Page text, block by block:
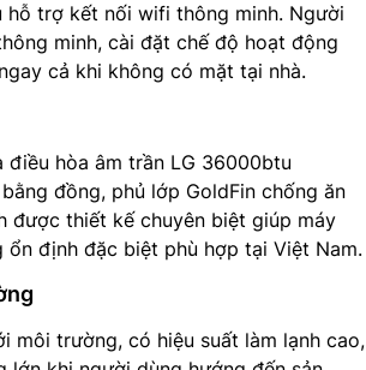
hỗ trợ kết nối wifi thông minh. Người
minh, cài đặt chế độ hoạt động
cả khi không có mặt tại nhà.
điều hòa âm trần LG 36000btu
đồng, phủ lớp GoldFin chống ăn
được thiết kế chuyên biệt giúp máy
định đặc biệt phù hợp tại Việt Nam.
môi trường, có hiệu suất làm lạnh cao,